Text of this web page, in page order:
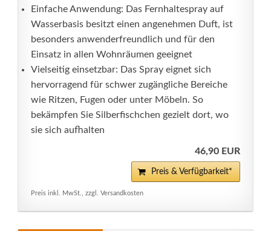
Einfache Anwendung: Das Fernhaltespray auf
Wasserbasis besitzt einen angenehmen Duft, ist
besonders anwenderfreundlich und für den
Einsatz in allen Wohnräumen geeignet
Vielseitig einsetzbar: Das Spray eignet sich
hervorragend für schwer zugängliche Bereiche
wie Ritzen, Fugen oder unter Möbeln. So
bekämpfen Sie Silberfischchen gezielt dort, wo
sie sich aufhalten
46,90 EUR
Preis & Verfügbarkeit*
Preis inkl. MwSt., zzgl. Versandkosten